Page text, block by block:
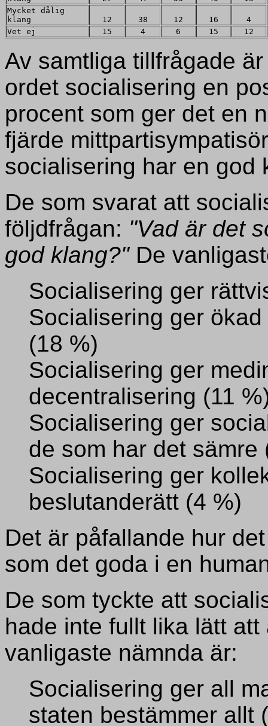
Mycket dålig
klang
12 38 12 16
4
Vet ej
15 4 6 15 12
Av samtliga tillfrågade
ordet socialisering en
procent som ger det en
fjärde
socialisering har en god
De som svarat att
följdfrågan: "Vad är det
god klang?" De
Socialisering ger
Socialisering ger
(18 %)
Socialisering ger
decentralisering (11
Socialisering ger
de som har det sämre
Socialisering ger
beslutanderätt (4 %)
Det är påfallande hur
som det goda i en
De som tyckte att
hade inte fullt lika lätt
vanligaste nämnda är:
Socialisering ger all
staten bestämmer allt